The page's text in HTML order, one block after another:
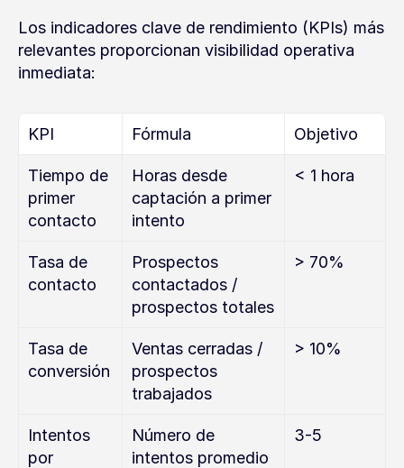
Los indicadores clave de rendimiento (KPIs) más
relevantes proporcionan visibilidad operativa
inmediata:
KPI Fórmula Objetivo
Tiempo de
primer
contacto
Horas desde
captación a primer
intento
< 1 hora
Tasa de
contacto
Prospectos
contactados /
prospectos totales
> 70%
Tasa de
conversión
Ventas cerradas /
prospectos
trabajados
> 10%
Intentos
por
Número de
intentos promedio
3-5